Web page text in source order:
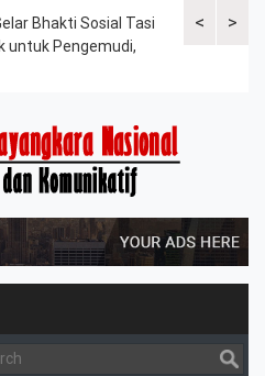
<
Bhakti Sosial Tasi
untuk Pengemudi,
Kapolres
>